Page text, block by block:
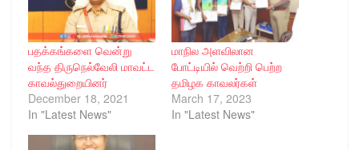
பதக்கங்களை வென்று
வந்த திருநெல்வேலி மாவட்ட
காவல்துறையினர்
December 18, 2021
In "Latest News"
மாநில அளவிலான
போட்டியில் வெற்றி பெற்ற
தமிழக காவலர்கள்
March 17, 2023
In "Latest News"